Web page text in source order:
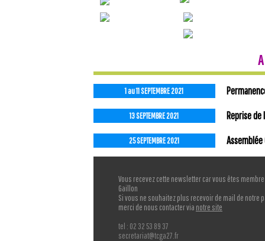
1 au 11 SEPTEMBRE 2021
13 SEPTEMBRE 2021 Reprise
25 SEPTEMBRE 2021
Vous recevez cette newsletter car vous êtes membre
Gaillon
Si vous ne souhaitez plus recevoir de mail de notre
merci de nous contacter via notre site
tel : 02 32 53 89 37
secretariat@tcga27.fr